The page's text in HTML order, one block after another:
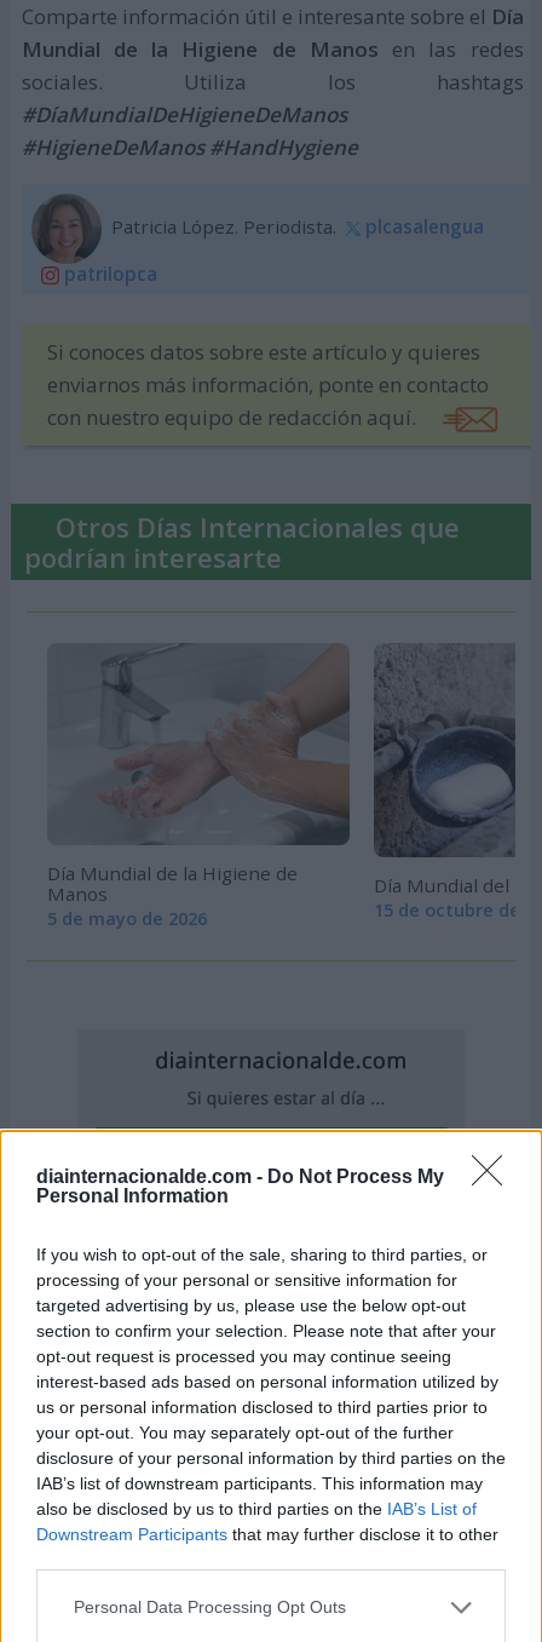
diainternacionalde.com - Do Not Process My
Personal Information
If you wish to opt-out of the sale, sharing to third parties, or
processing of your personal or sensitive information for
targeted advertising by us, please use the below opt-out
section to confirm your selection. Please note that after your
opt-out request is processed you may continue seeing
interest-based ads based on personal information utilized by
us or personal information disclosed to third parties prior to
your opt-out. You may separately opt-out of the further
disclosure of your personal information by third parties on the
IAB’s list of downstream participants. This information may
also be disclosed by us to third parties on the IAB’s List of
Downstream Participants that may further disclose it to other
Personal Data Processing Opt Outs
Comparte información útil e interesante sobre el Día
Mundial de la Higiene de Manos en las redes
sociales. Utiliza los hashtags
#DíaMundialDeHigieneDeManos
#HigieneDeManos #HandHygiene
Patricia López. Periodista.
plcasalengua
patrilopca
Si conoces datos sobre este artículo y quieres
enviarnos más información, ponte en contacto
con nuestro equipo de redacción aquí.
Otros Días Internacionales que
podrían interesarte
Día Mundial de la Higiene de
Manos
5 de mayo de 2026
Día Mundial del
15 de octubre de
El 5 de mayo también se celebra ...